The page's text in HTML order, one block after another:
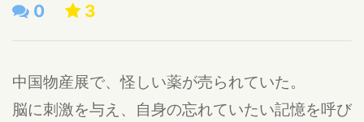
0 3
中国物産展で、怪しい薬が売られていた。
脳に刺激を与え、自身の忘れていたい記憶を呼び